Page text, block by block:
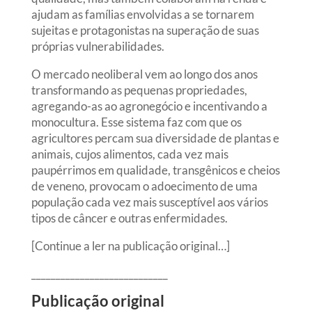
ajudam as famílias envolvidas a se tornarem
sujeitas e protagonistas na superação de suas
próprias vulnerabilidades.
O mercado neoliberal vem ao longo dos anos
transformando as pequenas propriedades,
agregando-as ao agronegócio e incentivando a
monocultura. Esse sistema faz com que os
agricultores percam sua diversidade de plantas e
animais, cujos alimentos, cada vez mais
paupérrimos em qualidade, transgênicos e cheios
de veneno, provocam o adoecimento de uma
população cada vez mais susceptível aos vários
tipos de câncer e outras enfermidades.
[Continue a ler na publicação original…]
Publicação original